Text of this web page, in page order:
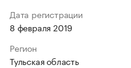
Дата регистрации
8 февраля 2019
Регион
Тульская область